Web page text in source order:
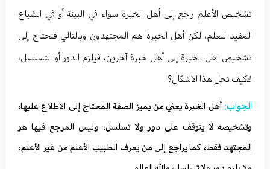
تشخيص الأعلم راجع إلى أهل الخبرة سواء في البينة أو في الشياع
المفيد للعلم، لكن أهل الخبرة هم المجتهدون وبالتالي فنحتاج إلى
تشخيص اهل الخبرة إلى أهل خبرة آخرين، فيلزم الدور أو التسلسل،
فكيف نحل هذا الاشكال؟
الجواب:أهل الخبرة يعني من يميز الصفة المحتاج إلى الاطلاع عليها،
وتشخيصه لا يتوقف على دور ولا تسلسل، وليس المرجع فيها هو
المجتهد فقط، كما يراجع إلى من يعرف الطبيب الأعلم من غير الأعلم،